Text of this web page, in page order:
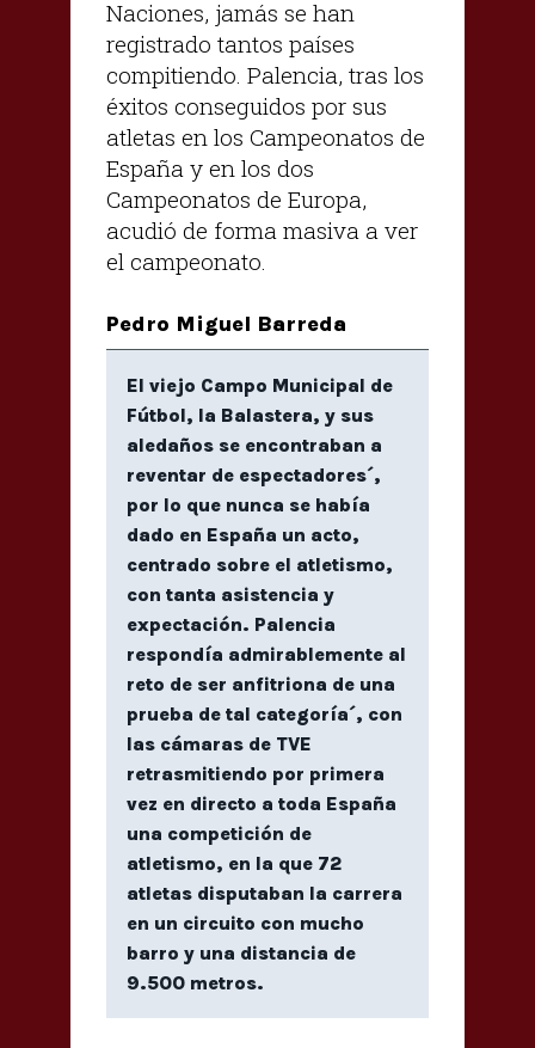
Naciones, jamás se han
registrado tantos países
compitiendo. Palencia, tras los
éxitos conseguidos por sus
atletas en los Campeonatos de
España y en los dos
Campeonatos de Europa,
acudió de forma masiva a ver
el campeonato.
Pedro Miguel Barreda
El viejo Campo Municipal de
Fútbol, la Balastera, y sus
aledaños se encontraban a
reventar de espectadores´,
por lo que nunca se había
dado en España un acto,
centrado sobre el atletismo,
con tanta asistencia y
expectación. Palencia
respondía admirablemente al
reto de ser anfitriona de una
prueba de tal categoría´, con
las cámaras de TVE
retrasmitiendo por primera
vez en directo a toda España
una competición de
atletismo, en la que 72
atletas disputaban la carrera
en un circuito con mucho
barro y una distancia de
9.500 metros.